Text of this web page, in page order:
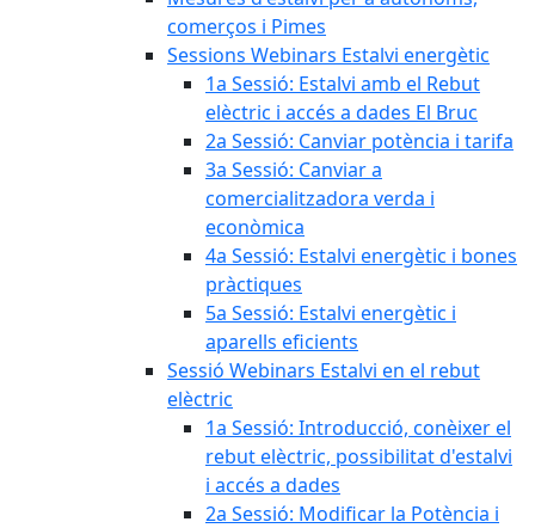
comerços i Pimes
Sessions Webinars Estalvi energètic
1a Sessió: Estalvi amb el Rebut
elèctric i accés a dades El Bruc
2a Sessió: Canviar potència i tarifa
3a Sessió: Canviar a
comercialitzadora verda i
econòmica
4a Sessió: Estalvi energètic i bones
pràctiques
5a Sessió: Estalvi energètic i
aparells eficients
Sessió Webinars Estalvi en el rebut
elèctric
1a Sessió: Introducció, conèixer el
rebut elèctric, possibilitat d'estalvi
i accés a dades
2a Sessió: Modificar la Potència i